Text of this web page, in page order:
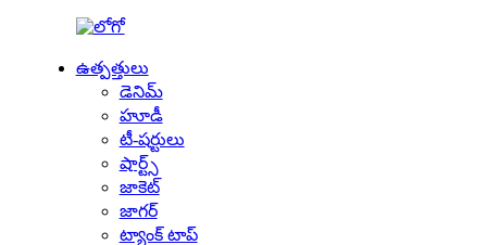
ఉత్పత్తులు
డెనిమ్
హూడీ
టీ-షర్టులు
షార్ట్స్
జాకెట్
జాగర్
ట్యాంక్ టాప్